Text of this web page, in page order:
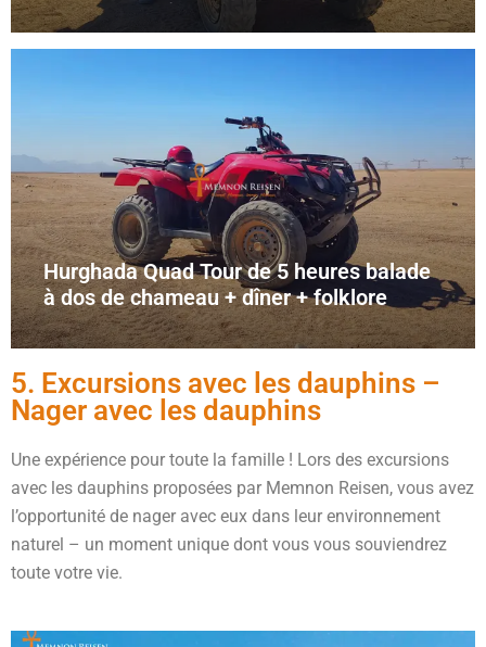
Hurghada Quad Tour de 5 heures balade
à dos de chameau + dîner + folklore
5. Excursions avec les dauphins –
Nager avec les dauphins
Une expérience pour toute la famille ! Lors des excursions
avec les dauphins proposées par Memnon Reisen, vous avez
l’opportunité de nager avec eux dans leur environnement
naturel – un moment unique dont vous vous souviendrez
toute votre vie.